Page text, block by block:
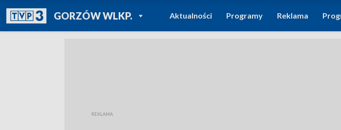
GORZÓW WLKP.POWRÓT DO
TVP REGIONY
Aktualności Programy Reklama